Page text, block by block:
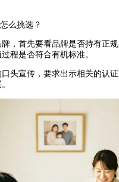
么挑选？
，首先要看品牌是否持有正
程是否符合有机标准。
头宣传，要求出示相关的认